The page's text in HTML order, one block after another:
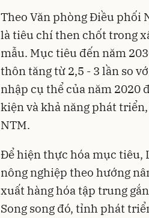
Theo Văn phòng Điều phối
là tiêu chí then chốt trong
mẫu. Mục tiêu đến năm
thôn tăng từ 2,5 - 3 lần so
nhập cụ thể của năm 2020
kiện và khả năng phát
NTM.
Để hiện thực hóa mục tiêu,
nông nghiệp theo hướng
xuất hàng hóa tập trung
Song song đó, tỉnh phát